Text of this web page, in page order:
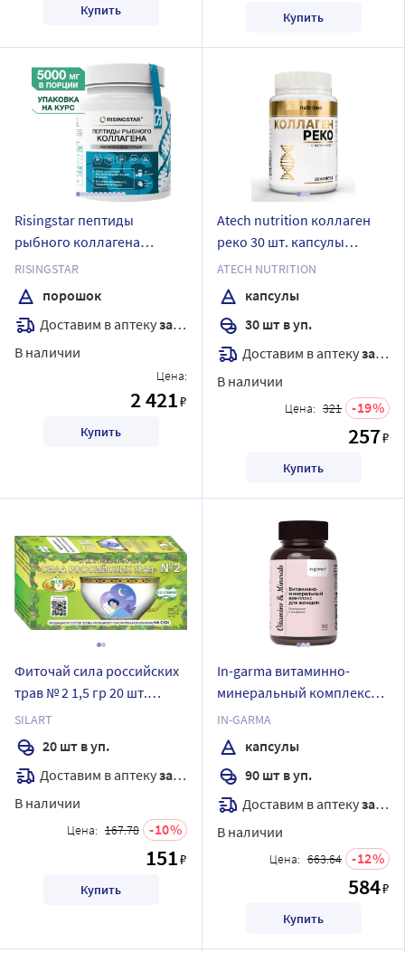
Купить Купить
Risingstar пептиды
рыбного коллагена
высокой концентрации со
вкусом ягодный микс 165
гр порошок/банка
RISINGSTAR
порошок
Доставим в аптекузавтра
В наличии
Цена:
2 421₽
Купить
Atech nutrition коллаген
реко 30 шт. капсулы
массой 870 мг
ATECH NUTRITION
капсулы
30 шт в уп.
Доставим в аптекузавтра
В наличии
Цена: 321 19
257₽
Купить
Фиточай сила российских
трав № 2 1,5 гр 20 шт.
фильтр-пакеты
SILART
20 шт в уп.
Доставим в аптекузавтра
В наличии
Цена: 167.78 10
151₽
Купить
In-garma витаминно-
минеральный комплекс
для женщин 90 шт.
капсулы массой 0,67 г
IN-GARMA
капсулы
90 шт в уп.
Доставим в аптекузавтра
В наличии
Цена: 663.64 12
584₽
Купить